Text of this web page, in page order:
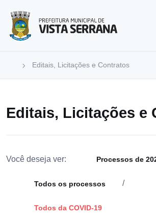
Editais, Licitações e Contratos
Editais, Licitações e
Você deseja ver: Processos de
Todos os processos /
Todos da COVID-19